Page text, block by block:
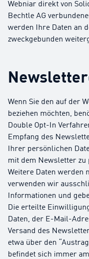
Webniar direkt von
Bechtle AG
werden Ihre Daten an
zweckgebunden
Wenn Sie den auf der
beziehen möchten,
Double Opt-In
Empfang des
Ihrer persönlichen
mit dem Newsletter zu
Weitere Daten werden
verwenden wir
Informationen und
Die erteilte
Daten, der E-Mail-
Versand des
etwa über den
befindet sich immer